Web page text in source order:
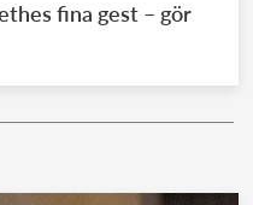
fina gest – gör